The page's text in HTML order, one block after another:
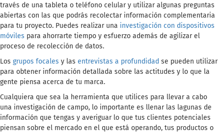
través de una tableta o teléfono celular y utilizar algunas preguntas
abiertas con las que podrás recolectar información complementaria
para tu proyecto. Puedes realizar una investigación con dispositivos
móviles para ahorrarte tiempo y esfuerzo además de agilizar el
proceso de recolección de datos.
Los grupos focales y las entrevistas a profundidad se pueden utilizar
para obtener información detallada sobre las actitudes y lo que la
gente piensa acerca de tu marca.
Cualquiera que sea la herramienta que utilices para llevar a cabo
una investigación de campo, lo importante es llenar las lagunas de
información que tengas y averiguar lo que tus clientes potenciales
piensan sobre el mercado en el que está operando, tus productos o